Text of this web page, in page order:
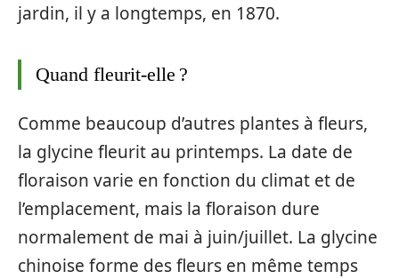
jardin, il y a longtemps, en 1870.
Quand fleurit-elle ?
Comme beaucoup d’autres plantes à fleurs,
la glycine fleurit au printemps. La date de
floraison varie en fonction du climat et de
l’emplacement, mais la floraison dure
normalement de mai à juin/juillet. La glycine
chinoise forme des fleurs en même temps